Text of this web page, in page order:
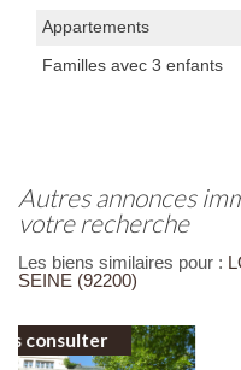
Appartements
Familles avec 3 enfants
autres annonces immobilières correspondant à
votre recherche
Les biens similaires pour :
SEINE (92200)
Nous